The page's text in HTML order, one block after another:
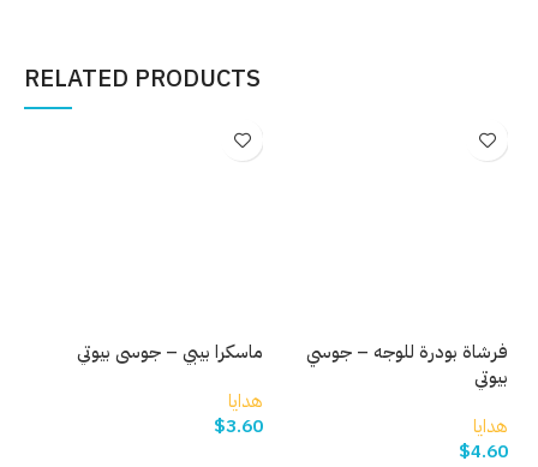
RELATED PRODUCTS
فرشاة بودرة للوجه – جوسي
بيوتي
هدايا
$4.60
ماسكرا بيبي – جوسي بيوتي
هدايا
$3.60